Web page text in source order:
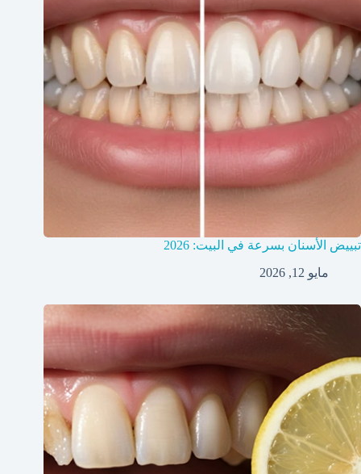
تبييض الأسنان بسرعة في البيت: 2026
مايو 12, 2026